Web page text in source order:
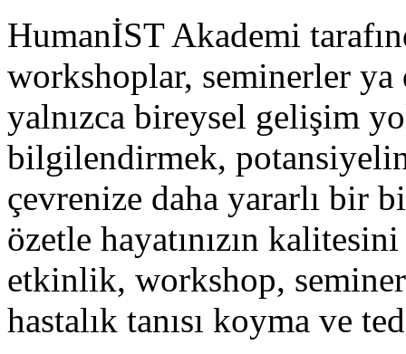
HumanİST Akademi
workshoplar, seminerler ya
yalnızca bireysel gelişim
bilgilendirmek,
çevrenize daha yararlı bir
özetle hayatınızın
etkinlik, workshop,
hastalık tanısı koyma ve